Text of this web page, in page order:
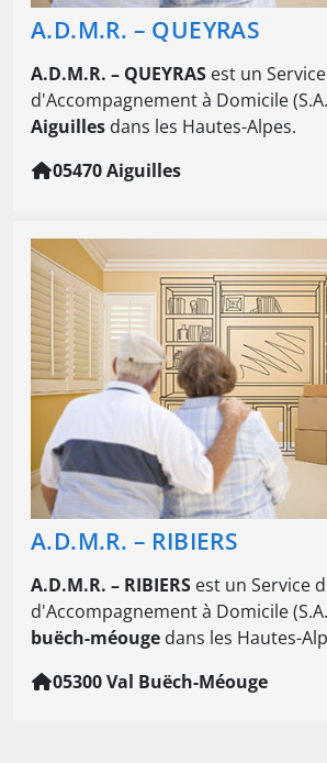
A.D.M.R. – QUEYRAS
A.D.M.R. – QUEYRAS est un
d'Accompagnement à Domicile
Aiguilles dans les Hautes-Alpes.
05470 Aiguilles
A.D.M.R. – RIBIERS
A.D.M.R. – RIBIERS est un Service
d'Accompagnement à Domicile
buëch-méouge dans les Hautes-
05300 Val Buëch-Méouge